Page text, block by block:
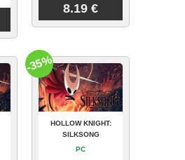
8.19 €
HOLLOW KNIGHT:
SILKSONG
PC
-35%